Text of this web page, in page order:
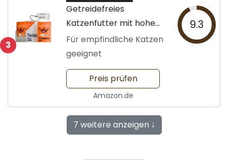
3
Getreidefreies
Katzenfutter mit hohem
Fleischanteil
Für empfindliche Katzen
geeignet
9.3
Preis prüfen
Amazon.de
7 weitere anzeigen ↓